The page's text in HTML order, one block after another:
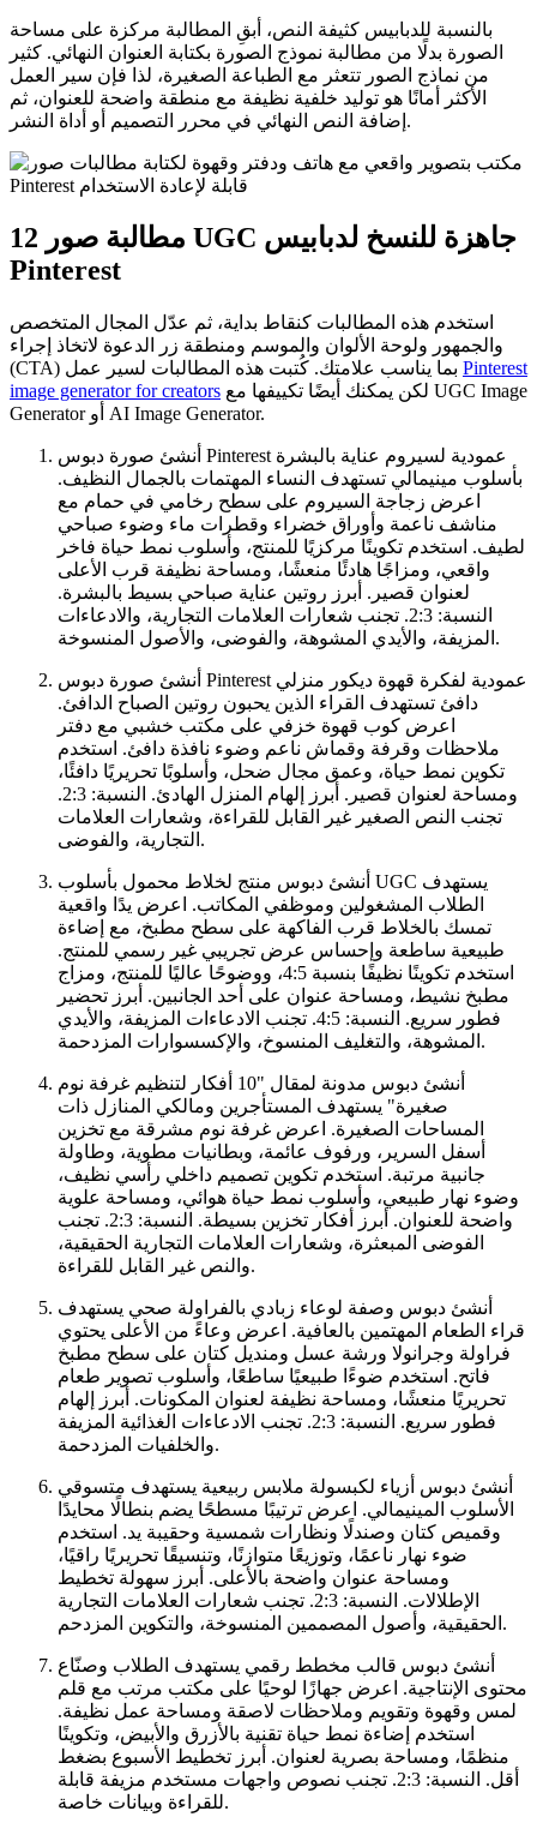
بالنسبة للدبابيس كثيفة النص، أبقِ المطالبة مركزة على مساحة
الصورة بدلًا من مطالبة نموذج الصورة بكتابة العنوان النهائي. كثير
من نماذج الصور تتعثر مع الطباعة الصغيرة، لذا فإن سير العمل
الأكثر أمانًا هو توليد خلفية نظيفة مع منطقة واضحة للعنوان، ثم
إضافة النص النهائي في محرر التصميم أو أداة النشر.
12 مطالبة صور UGC جاهزة للنسخ لدبابيس
Pinterest
استخدم هذه المطالبات كنقاط بداية، ثم عدّل المجال المتخصص
والجمهور ولوحة الألوان والموسم ومنطقة زر الدعوة لاتخاذ إجراء
Pinterest
image generator for creators
Generator أو AI Image Generator.
أنشئ صورة دبوس Pinterest عمودية لسيروم عناية بالبشرة
بأسلوب مينيمالي تستهدف النساء المهتمات بالجمال النظيف.
اعرض زجاجة السيروم على سطح رخامي في حمام مع
مناشف ناعمة وأوراق خضراء وقطرات ماء وضوء صباحي
لطيف. استخدم تكوينًا مركزيًا للمنتج، وأسلوب نمط حياة فاخر
واقعي، ومزاجًا هادئًا منعشًا، ومساحة نظيفة قرب الأعلى
لعنوان قصير. أبرز روتين عناية صباحي بسيط بالبشرة.
النسبة: 2:3. تجنب شعارات العلامات التجارية، والادعاءات
المزيفة، والأيدي المشوهة، والفوضى، والأصول المنسوخة.
أنشئ صورة دبوس Pinterest عمودية لفكرة قهوة ديكور منزلي
دافئ تستهدف القراء الذين يحبون روتين الصباح الدافئ.
اعرض كوب قهوة خزفي على مكتب خشبي مع دفتر
ملاحظات وقرفة وقماش ناعم وضوء نافذة دافئ. استخدم
تكوين نمط حياة، وعمق مجال ضحل، وأسلوبًا تحريريًا دافئًا،
ومساحة لعنوان قصير. أبرز إلهام المنزل الهادئ. النسبة: 2:3.
تجنب النص الصغير غير القابل للقراءة، وشعارات العلامات
التجارية، والفوضى.
أنشئ دبوس منتج لخلاط محمول بأسلوب UGC يستهدف
الطلاب المشغولين وموظفي المكاتب. اعرض يدًا واقعية
تمسك بالخلاط قرب الفاكهة على سطح مطبخ، مع إضاءة
طبيعية ساطعة وإحساس عرض تجريبي غير رسمي للمنتج.
استخدم تكوينًا نظيفًا بنسبة 4:5، ووضوحًا عاليًا للمنتج، ومزاج
مطبخ نشيط، ومساحة عنوان على أحد الجانبين. أبرز تحضير
فطور سريع. النسبة: 4:5. تجنب الادعاءات المزيفة، والأيدي
المشوهة، والتغليف المنسوخ، والإكسسوارات المزدحمة.
أنشئ دبوس مدونة لمقال "10 أفكار لتنظيم غرفة نوم
صغيرة" يستهدف المستأجرين ومالكي المنازل ذات
المساحات الصغيرة. اعرض غرفة نوم مشرقة مع تخزين
أسفل السرير، ورفوف عائمة، وبطانيات مطوية، وطاولة
جانبية مرتبة. استخدم تكوين تصميم داخلي رأسي نظيف،
وضوء نهار طبيعي، وأسلوب نمط حياة هوائي، ومساحة علوية
واضحة للعنوان. أبرز أفكار تخزين بسيطة. النسبة: 2:3. تجنب
الفوضى المبعثرة، وشعارات العلامات التجارية الحقيقية،
والنص غير القابل للقراءة.
أنشئ دبوس وصفة لوعاء زبادي بالفراولة صحي يستهدف
قراء الطعام المهتمين بالعافية. اعرض وعاءً من الأعلى يحتوي
فراولة وجرانولا ورشة عسل ومنديل كتان على سطح مطبخ
فاتح. استخدم ضوءًا طبيعيًا ساطعًا، وأسلوب تصوير طعام
تحريريًا منعشًا، ومساحة نظيفة لعنوان المكونات. أبرز إلهام
فطور سريع. النسبة: 2:3. تجنب الادعاءات الغذائية المزيفة
والخلفيات المزدحمة.
أنشئ دبوس أزياء لكبسولة ملابس ربيعية يستهدف متسوقي
الأسلوب المينيمالي. اعرض ترتيبًا مسطحًا يضم بنطالًا محايدًا
وقميص كتان وصندلًا ونظارات شمسية وحقيبة يد. استخدم
ضوء نهار ناعمًا، وتوزيعًا متوازنًا، وتنسيقًا تحريريًا راقيًا،
ومساحة عنوان واضحة بالأعلى. أبرز سهولة تخطيط
الإطلالات. النسبة: 2:3. تجنب شعارات العلامات التجارية
الحقيقية، وأصول المصممين المنسوخة، والتكوين المزدحم.
أنشئ دبوس قالب مخطط رقمي يستهدف الطلاب وصنّاع
محتوى الإنتاجية. اعرض جهازًا لوحيًا على مكتب مرتب مع قلم
لمس وقهوة وتقويم وملاحظات لاصقة ومساحة عمل نظيفة.
استخدم إضاءة نمط حياة تقنية بالأزرق والأبيض، وتكوينًا
منظمًا، ومساحة بصرية لعنوان. أبرز تخطيط الأسبوع بضغط
أقل. النسبة: 2:3. تجنب نصوص واجهات مستخدم مزيفة قابلة
للقراءة وبيانات خاصة.